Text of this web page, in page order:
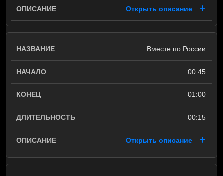
Открыть описание
Вместе по России
00:45
01:00
00:15
Открыть описание